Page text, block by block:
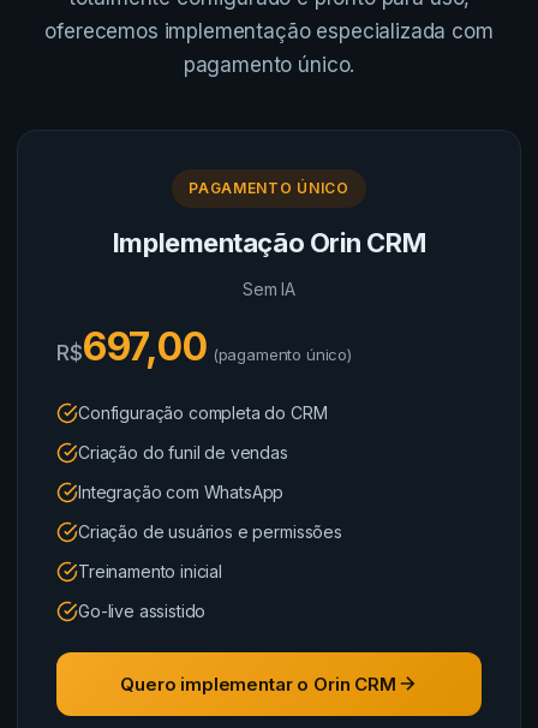
oferecemos implementação especializada com
pagamento único.
PAGAMENTO ÚNICO
Implementação Orin CRM
Sem IA
R$697,00 (pagamento único)
Configuração completa do CRM
Criação do funil de vendas
Integração com WhatsApp
Criação de usuários e permissões
Treinamento inicial
Go-live assistido
Quero implementar o Orin CRM